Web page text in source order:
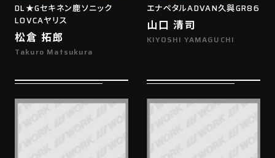
DL★Gセキネン鹿ソニック
LOVCAヤリス
松倉 拓郎
Takuro Matsukura
エナペタルADVAN久與GR86
山口 清司
KIYOSHI YAMAGUCHI